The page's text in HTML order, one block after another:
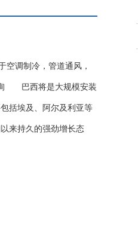
空调制冷，管道通风，
询 巴西将是大规模安装
括埃及、阿尔及利亚等
来持久的强劲增长态